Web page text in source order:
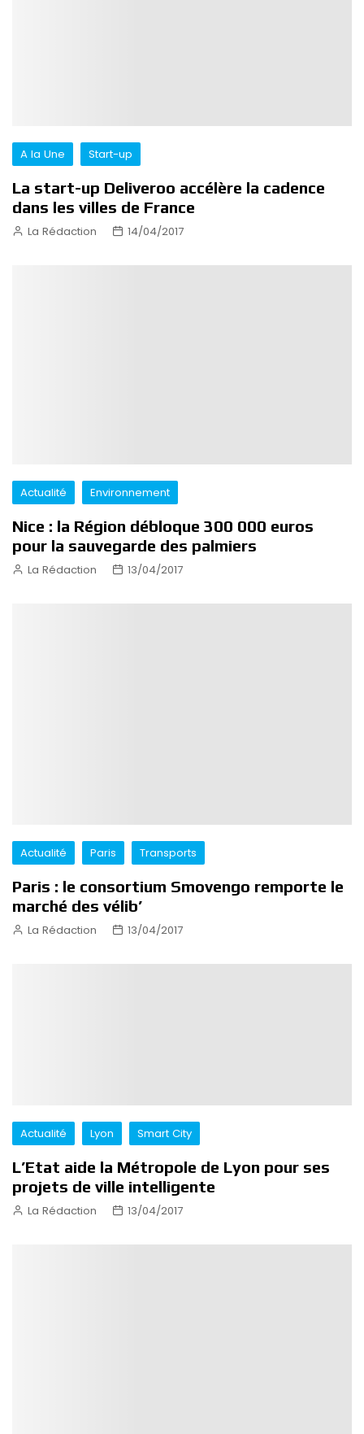
A la Une Start-up
La start-up Deliveroo accélère la cadence
dans les villes de France
La Rédaction 14/04/2017
Actualité Environnement
Nice : la Région débloque 300 000 euros
pour la sauvegarde des palmiers
La Rédaction 13/04/2017
Actualité Paris Transports
Paris : le consortium Smovengo remporte le
marché des vélib’
La Rédaction 13/04/2017
Actualité Lyon Smart City
L’Etat aide la Métropole de Lyon pour ses
projets de ville intelligente
La Rédaction 13/04/2017